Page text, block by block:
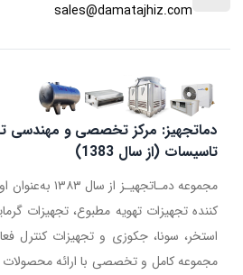
sales@damatajhiz.com
دماتجهیز: مرکز تخصصی و مهندسی
تاسیسات (از سال 1383)
مجموعه
کننده تجهیزات تهویه مطبوع، تجهیزات
استخر، سونا، جکوزی و تجهیزات کنترل